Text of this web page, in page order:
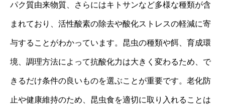
パク質由来物質、さらにはキトサンなど多様な種類が含
まれており、活性酸素の除去や酸化ストレスの軽減に寄
与することがわかっています。昆虫の種類や餌、育成環
境、調理方法によって抗酸化力は大きく変わるため、で
きるだけ条件の良いものを選ぶことが重要です。老化防
止や健康維持のため、昆虫食を適切に取り入れることは